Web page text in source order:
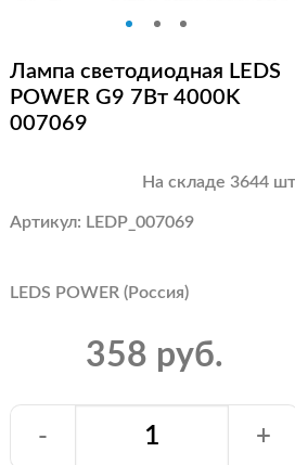
Лампа светодиодная LEDS
POWER G9 7Вт 4000K
007069
На складе 3644
Артикул: LEDP_007069
LEDS POWER (Россия)
358 руб.
- +